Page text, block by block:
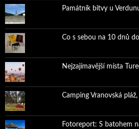
Památník bitvy u
Co s sebou na 10 dnů
Nejzajímavější místa
Camping Vranovská
Fotoreport: S batohem